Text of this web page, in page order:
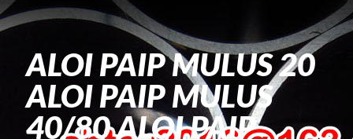
ALOI PAIP MULUS 20
ALOI PAIP MULUS
40/80 ALOI PAIP